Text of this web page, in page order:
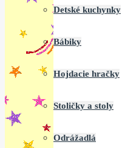
Detské kuchynky
Bábiky
Hojdacie hračky
Stoličky a stoly
Odrážadlá